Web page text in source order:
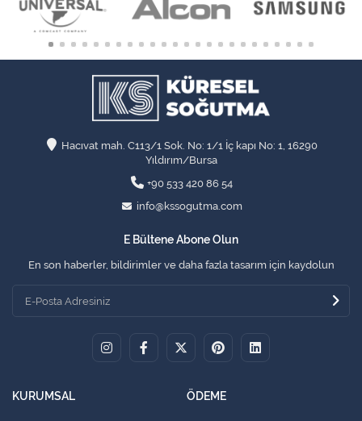
Hacıvat mah. C113/1 Sok. No: 1/1 İç kapı No: 1, 16290
Yıldırım/Bursa
+90 533 420 86 54
info@kssogutma.com
E Bültene Abone Olun
En son haberler, bildirimler ve daha fazla tasarım için kaydolun
KURUMSAL ÖDEME